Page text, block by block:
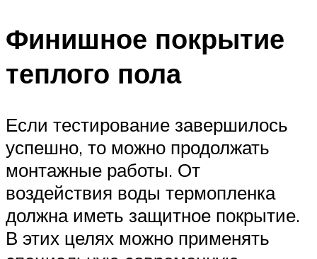
Финишное покрытие
теплого пола
Если тестирование завершилось
успешно, то можно продолжать
монтажные работы. От
воздействия воды термопленка
должна иметь защитное покрытие.
В этих целях можно применять